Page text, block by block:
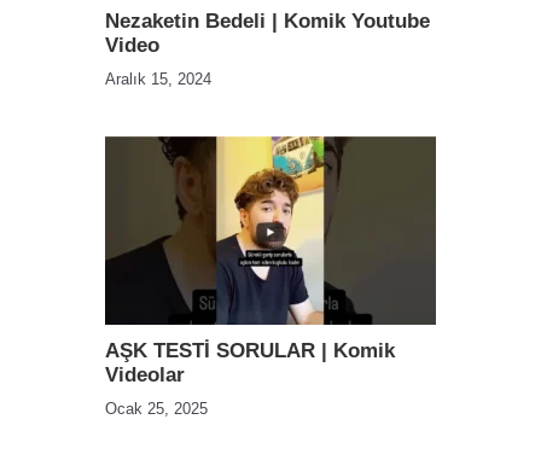
Nezaketin Bedeli | Komik Youtube
Video
Aralık 15, 2024
AŞK TESTİ SORULAR | Komik
Videolar
Ocak 25, 2025